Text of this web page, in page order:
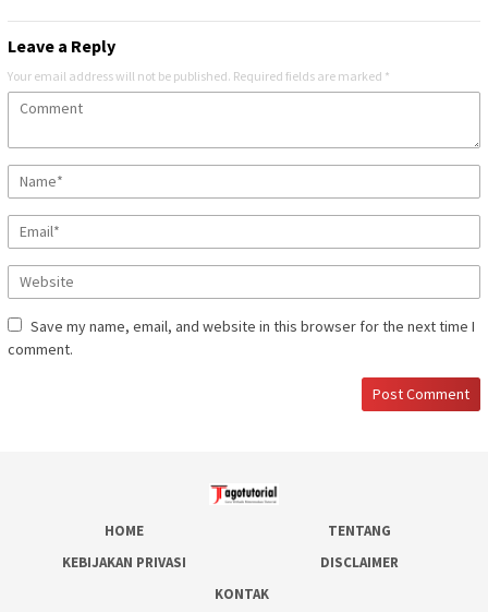
Leave a Reply
Your email address will not be published. Required fields are marked *
Save my name, email, and website in this browser for the next time I
comment.
HOME
TENTANG
KEBIJAKAN PRIVASI
DISCLAIMER
KONTAK